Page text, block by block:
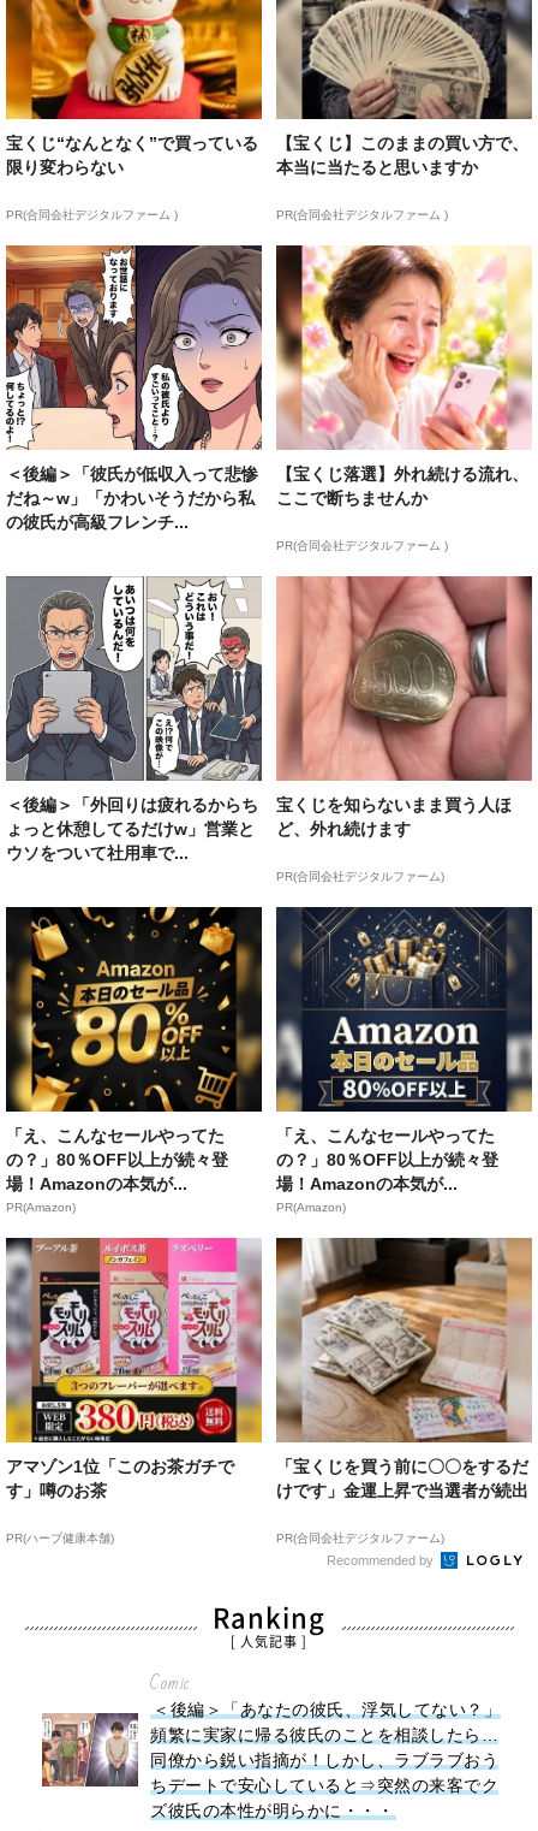
宝くじ“なんとなく”で買っている
限り変わらない
PR(合同会社デジタルファーム )
【宝くじ】このままの買い方で、
本当に当たると思いますか
PR(合同会社デジタルファーム )
＜後編＞「彼氏が低収入って悲惨
だね～w」「かわいそうだから私
の彼氏が高級フレンチ...
【宝くじ落選】外れ続ける流れ、
ここで断ちませんか
PR(合同会社デジタルファーム )
＜後編＞「外回りは疲れるからち
ょっと休憩してるだけw」営業と
ウソをついて社用車で...
宝くじを知らないまま買う人ほ
ど、外れ続けます
PR(合同会社デジタルファーム)
「え、こんなセールやってた
の？」80％OFF以上が続々登
場！Amazonの本気が...
PR(Amazon)
「え、こんなセールやってた
の？」80％OFF以上が続々登
場！Amazonの本気が...
PR(Amazon)
アマゾン1位「このお茶ガチで
す」噂のお茶
PR(ハーブ健康本舗)
「宝くじを買う前に〇〇をするだ
けです」金運上昇で当選者が続出
PR(合同会社デジタルファーム)
Recommended by
Ranking
[ 人気記事 ]
Comic
＜後編＞「あなたの彼氏、浮気してない？」
頻繁に実家に帰る彼氏のことを相談したら…
同僚から鋭い指摘が！しかし、ラブラブおう
ちデートで安心していると⇒突然の来客でク
ズ彼氏の本性が明らかに・・・